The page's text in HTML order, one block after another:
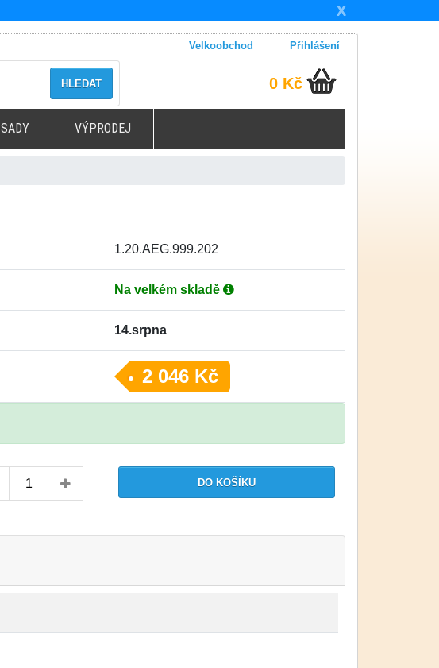
X
Velkoobchod Přihlášení
HLEDAT 0 Kč
SADY VÝPRODEJ
1.20.AEG.999.202
Na velkém skladě
14.srpna
2 046 Kč